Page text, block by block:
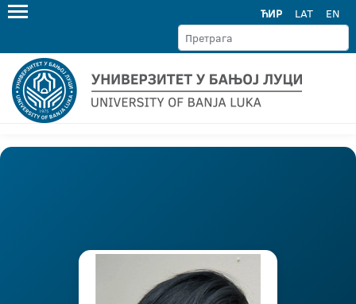
ЋИР LAT EN